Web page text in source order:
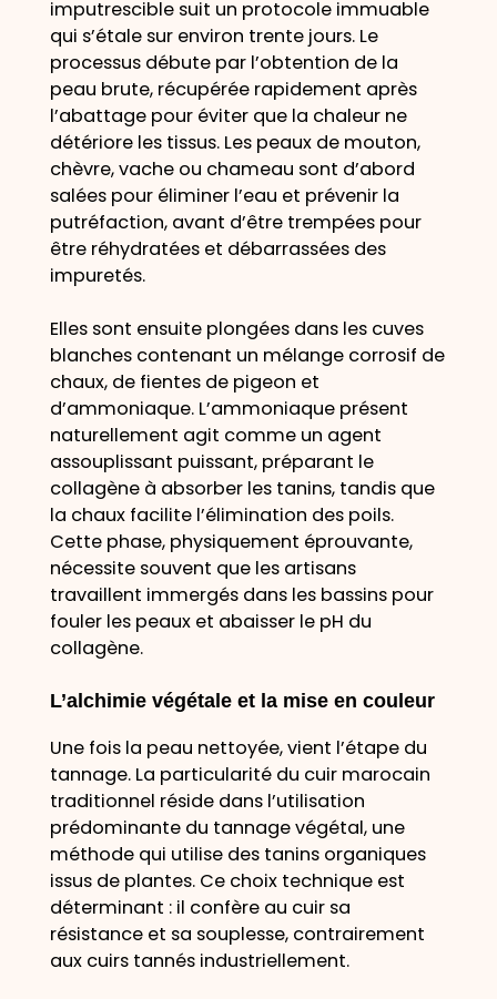
imputrescible suit un protocole immuable
qui s’étale sur environ trente jours. Le
processus débute par l’obtention de la
peau brute, récupérée rapidement après
l’abattage pour éviter que la chaleur ne
détériore les tissus. Les peaux de mouton,
chèvre, vache ou chameau sont d’abord
salées pour éliminer l’eau et prévenir la
putréfaction, avant d’être trempées pour
être réhydratées et débarrassées des
impuretés.
Elles sont ensuite plongées dans les cuves
blanches contenant un mélange corrosif de
chaux, de fientes de pigeon et
d’ammoniaque. L’ammoniaque présent
naturellement agit comme un agent
assouplissant puissant, préparant le
collagène à absorber les tanins, tandis que
la chaux facilite l’élimination des poils.
Cette phase, physiquement éprouvante,
nécessite souvent que les artisans
travaillent immergés dans les bassins pour
fouler les peaux et abaisser le pH du
collagène.
L’alchimie végétale et la mise en couleur
Une fois la peau nettoyée, vient l’étape du
tannage. La particularité du cuir marocain
traditionnel réside dans l’utilisation
prédominante du tannage végétal, une
méthode qui utilise des tanins organiques
issus de plantes. Ce choix technique est
déterminant : il confère au cuir sa
résistance et sa souplesse, contrairement
aux cuirs tannés industriellement.